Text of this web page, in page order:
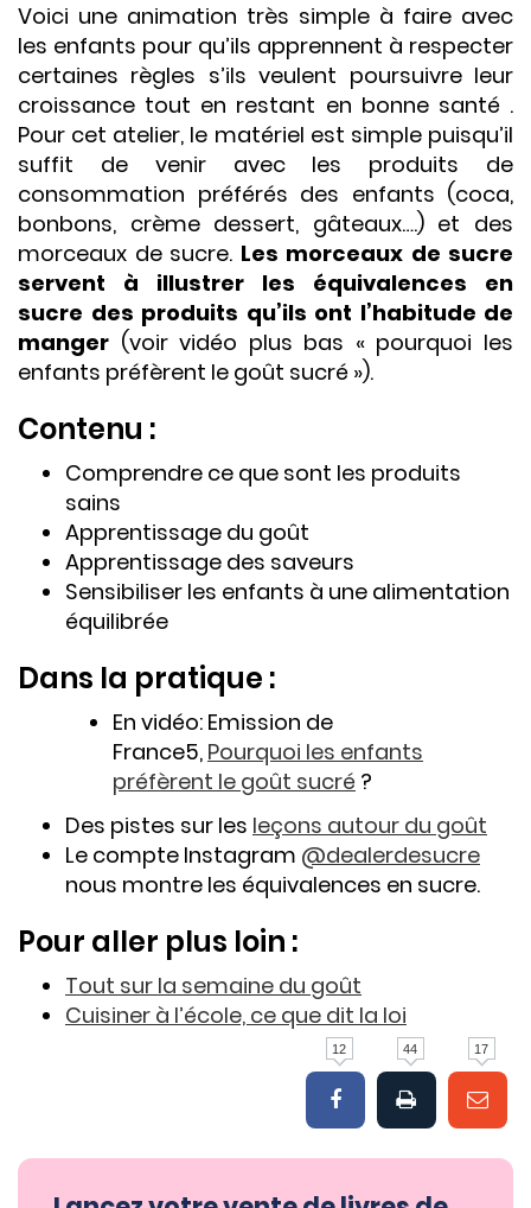
Voici une animation très simple à faire avec
les enfants pour qu’ils apprennent à respecter
certaines règles s’ils veulent poursuivre leur
croissance tout en restant en bonne santé .
Pour cet atelier, le matériel est simple puisqu’il
suffit de venir avec les produits de
consommation préférés des enfants (coca,
bonbons, crème dessert, gâteaux….) et des
morceaux de sucre. Les morceaux de sucre
servent à illustrer les équivalences en
sucre des produits qu’ils ont l’habitude de
manger (voir vidéo plus bas « pourquoi les
enfants préfèrent le goût sucré »).
Contenu :
Comprendre ce que sont les produits
sains
Apprentissage du goût
Apprentissage des saveurs
Sensibiliser les enfants à une alimentation
équilibrée
Dans la pratique :
En vidéo: Emission de
France5, Pourquoi les enfants
préfèrent le goût sucré ?
Des pistes sur les leçons autour du goût
Le compte Instagram @dealerdesucre
nous montre les équivalences en sucre.
Pour aller plus loin :
Tout sur la semaine du goût
Cuisiner à l’école, ce que dit la loi
12 44 17